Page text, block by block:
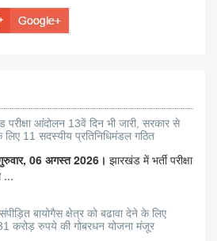
परीक्षा आंदोलन 13वें दिन भी जारी, सरकार से
के लिए 11 सदस्यीय प्रतिनिधिमंडल गठित
06 अगस्त 2026। झारखंड में भर्ती परीक्षा
...
बायोगैस क्षेत्र को बढावा देने के लिए
करोड़ रुपये की गोबरधन योजना मंजूर